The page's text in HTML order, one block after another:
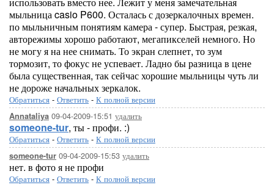
мыльница casio P600. Осталась с дозеркалочных времен.
по мыльничным понятиям камера - супер. Быстрая, резкая,
авторежимы хорошо работают, мегапикселей немного. Но
не могу я на нее снимать. То экран слепнет, то зум
тормозит, то фокус не успевает. Ладно бы разница в цене
была существенная, так сейчас хорошие мыльницы чуть ли
не дороже начальных зеркалок.
Обратиться - Ответить - К полной версии
Annataliya 09-04-2009-15:51 удалить
someone-tur, ты - профи. :)
Обратиться - Ответить - К полной версии
someone-tur 09-04-2009-15:53 удалить
нет. в фото я не профи
Обратиться - Ответить - К полной версии